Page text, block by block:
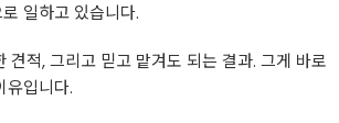
일하고 있습니다.
견적, 그리고 믿고 맡겨도 되는 결과. 그게 바로
유입니다.